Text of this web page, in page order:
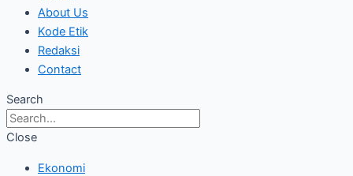
About Us
Kode Etik
Redaksi
Contact
Search
Close
Ekonomi
Apresiasi